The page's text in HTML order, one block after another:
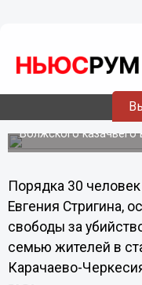
03.03.201317:00
Казаки
Евгения
Мероприятие
Волжского казачьего
Порядка 30
Евгения Стригина,
свободы за
семью жителей в
Карачаево-